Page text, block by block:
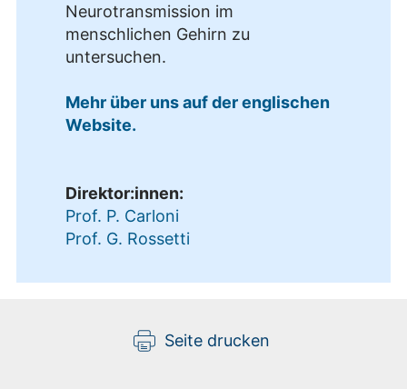
Neurotransmission im
menschlichen Gehirn zu
untersuchen.
Mehr über uns auf der englischen
Website.
Direktor:innen:
Prof. P. Carloni
Prof. G. Rossetti
Seite drucken